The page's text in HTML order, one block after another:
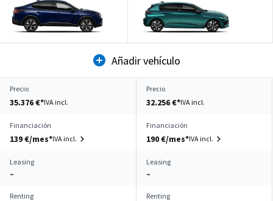
Añadir vehículo
Precio
35.376 €*IVA incl.
Precio
32.256 €*IVA incl.
Financiación
139 €/mes*IVA incl.
Financiación
190 €/mes*IVA incl.
Leasing
–
Leasing
–
Renting
Renting